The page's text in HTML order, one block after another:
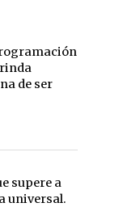
de ser
supere a
universal.